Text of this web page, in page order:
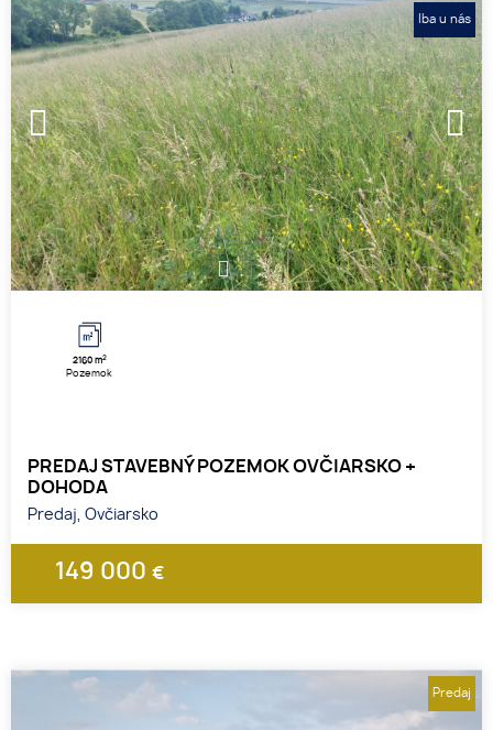
1 2 3
2160 m2
Pozemok
PREDAJ STAVEBNÝ POZEMOK OVČIARSKO +
DOHODA
Predaj, Ovčiarsko
149 000 €
Iba u nás
Predaj